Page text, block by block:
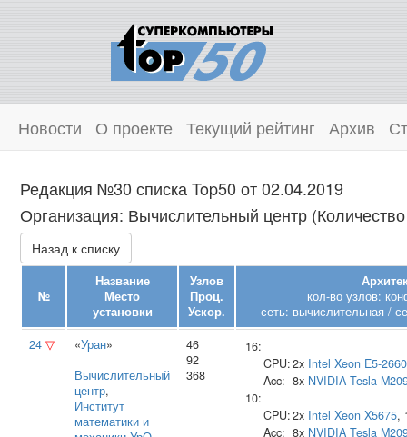
Новости О проекте Текущий рейтинг Архив
Редакция №30 списка Top50 от 02.04.2019
Организация: Вычислительный центр
Назад к списку
№
Название
Место
установки
Узлов
Проц.
Ускор.
кол-во узлов:
сеть: вычислительная /
24 ▽ «Уран»
Вычислительный
центр,
Институт
математики и
46
92
368
16:
CPU:2x Intel Xeon E5-2660
Acc: 8x NVIDIA Tesla
10:
CPU:2x Intel Xeon X5675,
Acc: 8x NVIDIA Tesla